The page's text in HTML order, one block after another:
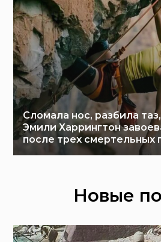
Сломала нос, разбила
Эмили Харрингтон
после трех смертельных
Новые